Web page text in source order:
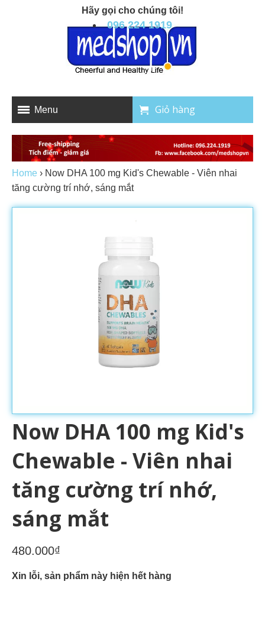
Menu Giỏ hàng
Hãy gọi cho chúng tôi!
096 224 1919
Home › Now DHA 100 mg Kid's Chewable - Viên nhai
tăng cường trí nhớ, sáng mắt
Now DHA 100 mg Kid's
Chewable - Viên nhai
tăng cường trí nhớ,
sáng mắt
480.000₫
Xin lỗi, sản phẩm này hiện hết hàng